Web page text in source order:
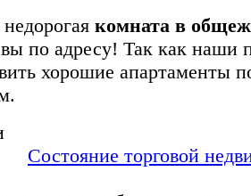
комната в
вы по адресу! Так как наши
хорошие апартаменты
Состояние торговой